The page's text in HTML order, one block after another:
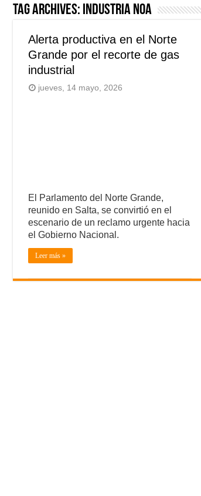
Tag Archives: Industria NOA
Alerta productiva en el Norte
Grande por el recorte de gas
industrial
jueves, 14 mayo, 2026
El Parlamento del Norte Grande,
reunido en Salta, se convirtió en el
escenario de un reclamo urgente hacia
el Gobierno Nacional.
Leer más »